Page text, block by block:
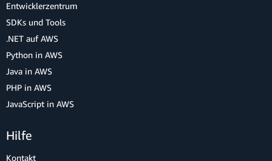
Entwicklerzentrum
SDKs und Tools
.NET auf AWS
Python in AWS
Java in AWS
PHP in AWS
JavaScript in AWS
Hilfe
Kontakt